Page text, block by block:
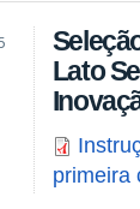
Lato
primeira